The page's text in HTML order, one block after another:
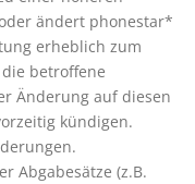
ändert phonestar*
erheblich zum
betroffene
Änderung auf diesen
kündigen.
Abgabesätze (z.B.